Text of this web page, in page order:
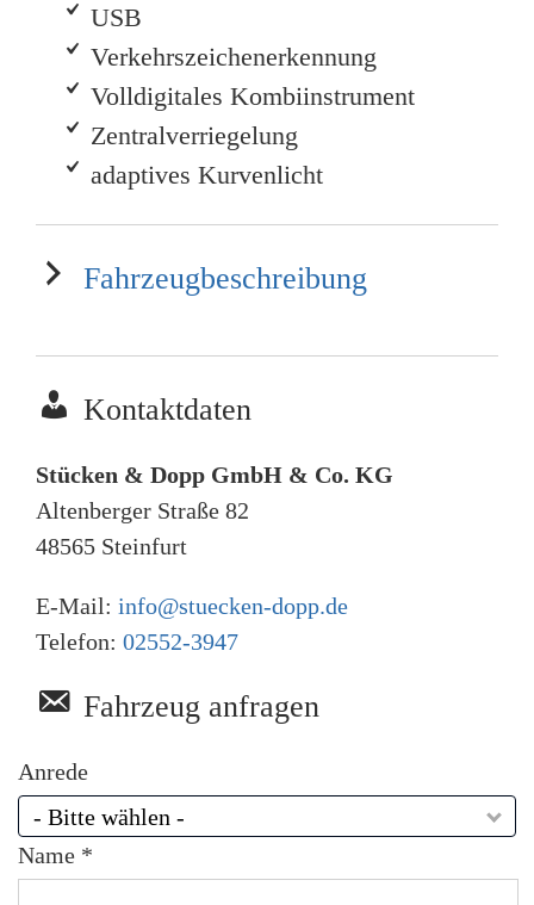
USB
Verkehrszeichenerkennung
Volldigitales Kombiinstrument
Zentralverriegelung
adaptives Kurvenlicht
Fahrzeugbeschreibung
Kontaktdaten
Stücken & Dopp GmbH & Co. KG
Altenberger Straße 82
48565 Steinfurt
E-Mail: info@stuecken-dopp.de
Telefon: 02552-3947
Fahrzeug anfragen
Anrede
- Bitte wählen -
Name *